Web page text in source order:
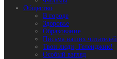
Общество
В городе
Здоровье
Образование
Письма наших читателей
Твои люди, Геленджик!
Особый взгляд